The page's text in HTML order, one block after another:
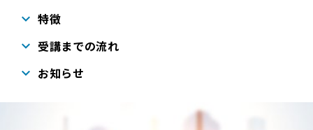
特徴
受講までの流れ
お知らせ